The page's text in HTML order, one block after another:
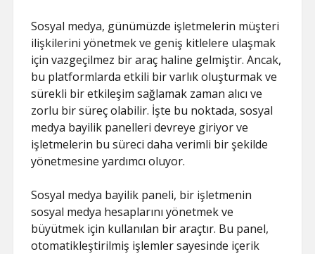
SAYFA LISTESI
TWITTER BEĞENI KASMA
TWITTER PROFIL RESMI SILME
Sosyal medya, günümüzde işletmelerin müşteri
ilişkilerini yönetmek ve geniş kitlelere ulaşmak
için vazgeçilmez bir araç haline gelmiştir. Ancak,
bu platformlarda etkili bir varlık oluşturmak ve
sürekli bir etkileşim sağlamak zaman alıcı ve
zorlu bir süreç olabilir. İşte bu noktada, sosyal
medya bayilik panelleri devreye giriyor ve
işletmelerin bu süreci daha verimli bir şekilde
yönetmesine yardımcı oluyor.
Sosyal medya bayilik paneli, bir işletmenin
sosyal medya hesaplarını yönetmek ve
büyütmek için kullanılan bir araçtır. Bu panel,
otomatikleştirilmiş işlemler sayesinde içerik